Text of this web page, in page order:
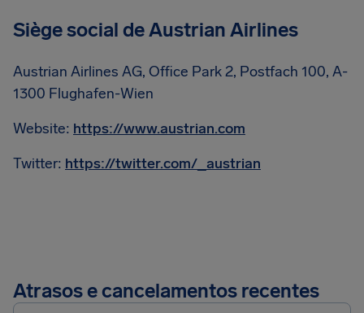
Siège social de Austrian Airlines
Austrian Airlines AG, Office Park 2, Postfach 100, A-
1300 Flughafen-Wien
Website: https://www.austrian.com
Twitter: https://twitter.com/_austrian
Atrasos e cancelamentos recentes